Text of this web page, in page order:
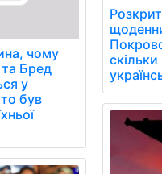
чому
Бред
у
був